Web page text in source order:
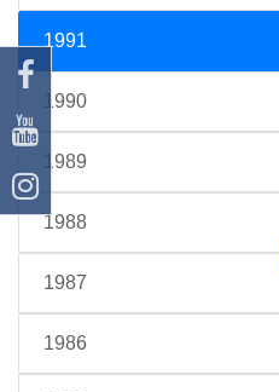
1991
1990
1989
1988
1987
1986